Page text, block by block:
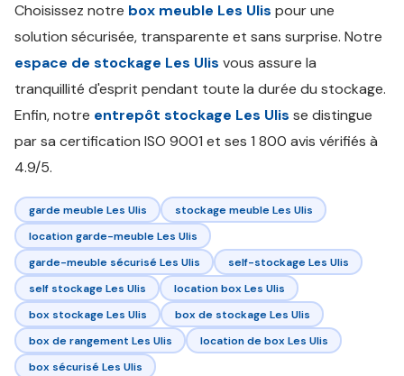
Choisissez notre box meuble Les Ulis pour une
solution sécurisée, transparente et sans surprise. Notre
espace de stockage Les Ulis vous assure la
tranquillité d'esprit pendant toute la durée du stockage.
Enfin, notre entrepôt stockage Les Ulis se distingue
par sa certification ISO 9001 et ses 1 800 avis vérifiés à
4.9/5.
garde meuble Les Ulis
stockage meuble Les Ulis
location garde-meuble Les Ulis
garde-meuble sécurisé Les Ulis
self-stockage Les Ulis
self stockage Les Ulis
location box Les Ulis
box stockage Les Ulis
box de stockage Les Ulis
box de rangement Les Ulis
location de box Les Ulis
box sécurisé Les Ulis